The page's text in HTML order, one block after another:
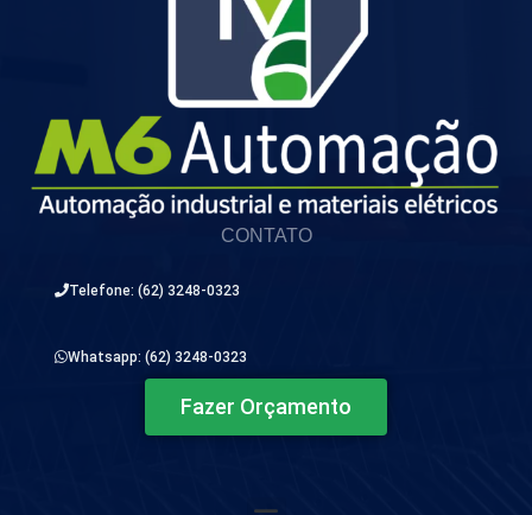
CONTATO
Telefone: (62) 3248-0323
Whatsapp: (62) 3248-0323
Fazer Orçamento